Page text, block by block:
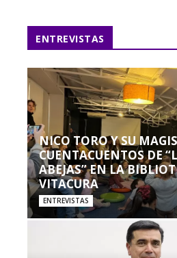
ENTREVISTAS
NICO TORO Y SU
CUENTACUENTOS DE
ABEJAS” EN LA
VITACURA
ENTREVISTAS